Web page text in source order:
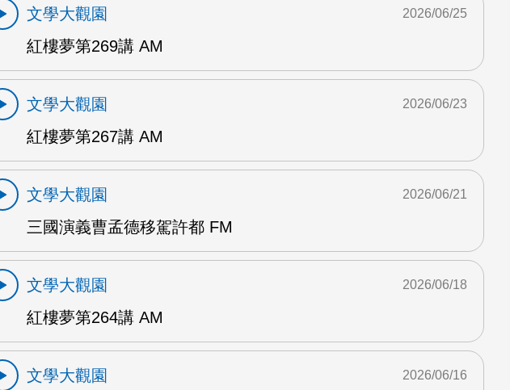
文學大觀園
紅樓夢第269講 AM
2026/06/25
文學大觀園
紅樓夢第267講 AM
2026/06/23
文學大觀園
三國演義曹孟德移駕許都 FM
2026/06/21
文學大觀園
紅樓夢第264講 AM
2026/06/18
文學大觀園 2026/06/16